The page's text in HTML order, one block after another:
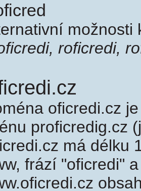
roficredi,
oficredi.cz
proficredig.cz
má délku
frází "oficredi"